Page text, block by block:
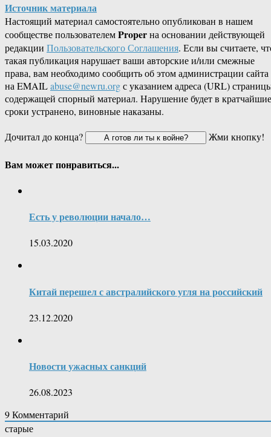
Источник материала
Настоящий материал самостоятельно опубликован в нашем
сообществе пользователемProperна основании действующей
редакции Пользовательского Соглашения. Если вы считаете,
такая публикация нарушает ваши авторские и/или смежные
права, вам необходимо сообщить об этом администрации сайта
на EMAILabuse@newru.orgс указанием адреса (URL)
содержащей спорный материал. Нарушение будет в кратчайшие
сроки устранено, виновные наказаны.
Дочитал до конца?
Жми кнопку!
Вам может понравиться...
Есть у революции начало…
15.03.2020
Китай перешел с австралийского угля на российский
23.12.2020
Новости ужасных санкций
26.08.2023
9Комментарий
старые